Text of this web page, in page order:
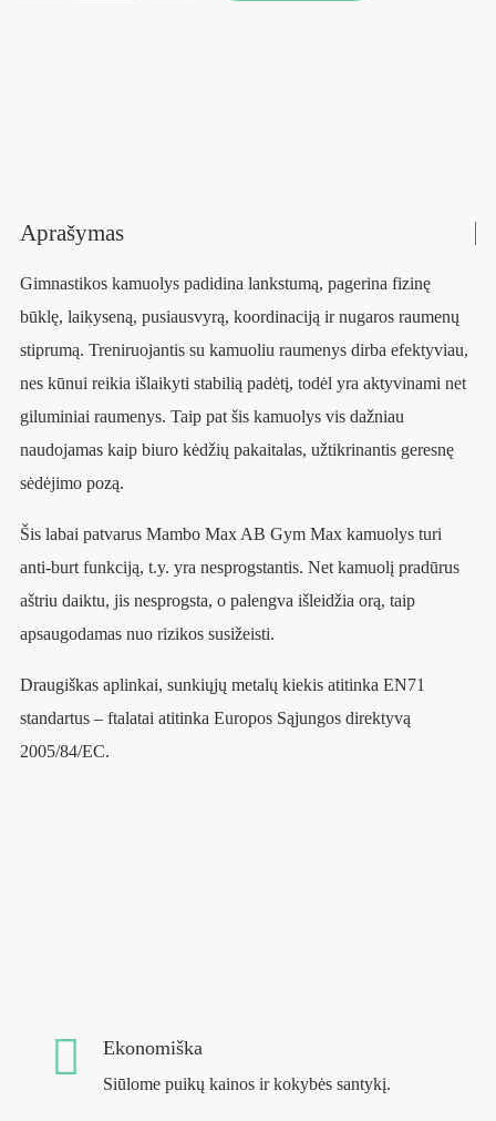
Aprašymas
Gimnastikos kamuolys padidina lankstumą, pagerina fizinę
būklę, laikyseną, pusiausvyrą, koordinaciją ir nugaros raumenų
stiprumą. Treniruojantis su kamuoliu raumenys dirba efektyviau,
nes kūnui reikia išlaikyti stabilią padėtį, todėl yra aktyvinami net
giluminiai raumenys. Taip pat šis kamuolys vis dažniau
naudojamas kaip biuro kėdžių pakaitalas, užtikrinantis geresnę
sėdėjimo pozą.
Šis labai patvarus Mambo Max AB Gym Max kamuolys turi
anti-burt funkciją, t.y. yra nesprogstantis. Net kamuolį pradūrus
aštriu daiktu, jis nesprogsta, o palengva išleidžia orą, taip
apsaugodamas nuo rizikos susižeisti.
Draugiškas aplinkai, sunkiųjų metalų kiekis atitinka EN71
standartus – ftalatai atitinka Europos Sąjungos direktyvą
2005/84/EC.
Ekonomiška
Siūlome puikų kainos ir kokybės santykį.